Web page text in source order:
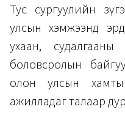
Тус сургуулийн
улсын хэмжээнд
ухаан,
боловсролын
олон улсын
ажилладаг талаар